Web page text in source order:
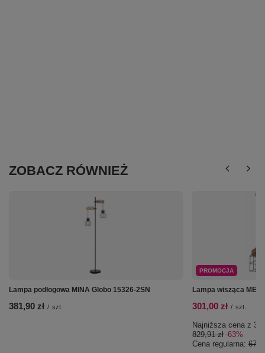
ZOBACZ RÓWNIEŻ
Lampa podłogowa MINA Globo 15326-2SN
381,90 zł / szt.
PROMOCJA
Lampa wisząca
301,00 zł / szt.
Najniższa cena z
829,91 zł -63%
Cena regularna: